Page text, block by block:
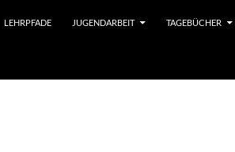
LEHRPFADE JUGENDARBEIT TAGEBÜCHER